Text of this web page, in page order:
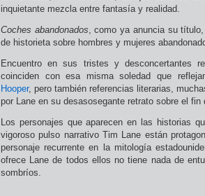
inquietante mezcla entre fantasía y realidad.
Coches abandonados, como ya anuncia su
de historieta sobre hombres y mujeres
Encuentro en sus tristes y desconcertantes
coinciden con esa misma soledad que
Hooper, pero también referencias literarias,
por Lane en su desasosegante retrato sobre el fin
Los personajes que aparecen en las historias
vigoroso pulso narrativo Tim Lane están
personaje recurrente en la mitología
ofrece Lane de todos ellos no tiene nada de
sombríos.